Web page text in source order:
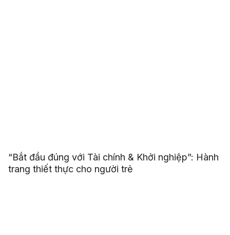
“Bắt đầu đúng với Tài chính & Khởi nghiệp”: Hành
trang thiết thực cho người trẻ